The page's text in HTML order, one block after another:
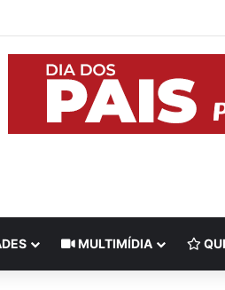
MULTIMÍDIA